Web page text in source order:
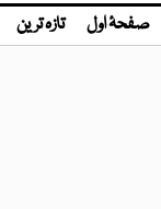
صفحۂ اول تازہ ترین